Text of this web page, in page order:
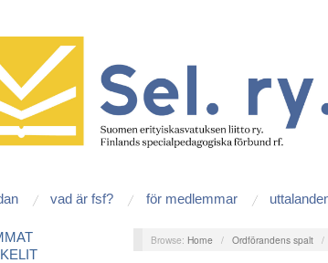
vad är fsf? för medlemmar
Browse: Home / Ordförandens spalt /